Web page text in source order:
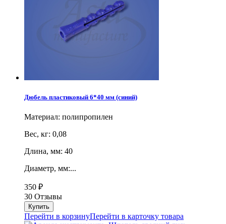
Дюбель пластиковый 6*40 мм (синий)
Материал: полипропилен
Вес, кг: 0,08
Длина, мм: 40
Диаметр, мм:...
350 ₽
30 Отзывы
Перейти в корзинуПерейти в карточку товара